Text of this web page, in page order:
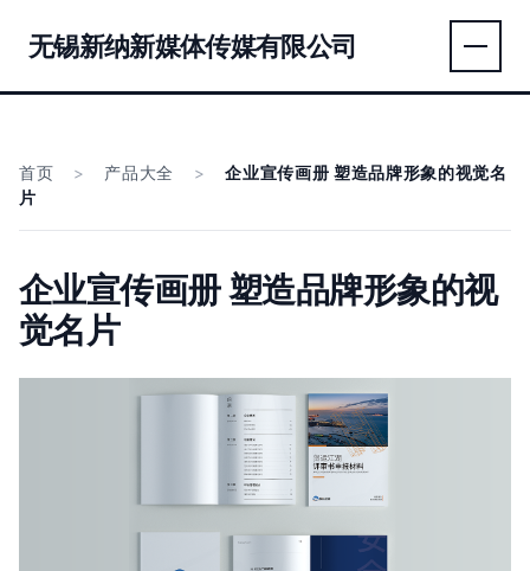
无锡新纳新媒体传媒有限公司
首页 > 产品大全 >
企业宣传画册 塑造品牌形象的视觉名
片
企业宣传画册 塑造品牌形象的视
觉名片